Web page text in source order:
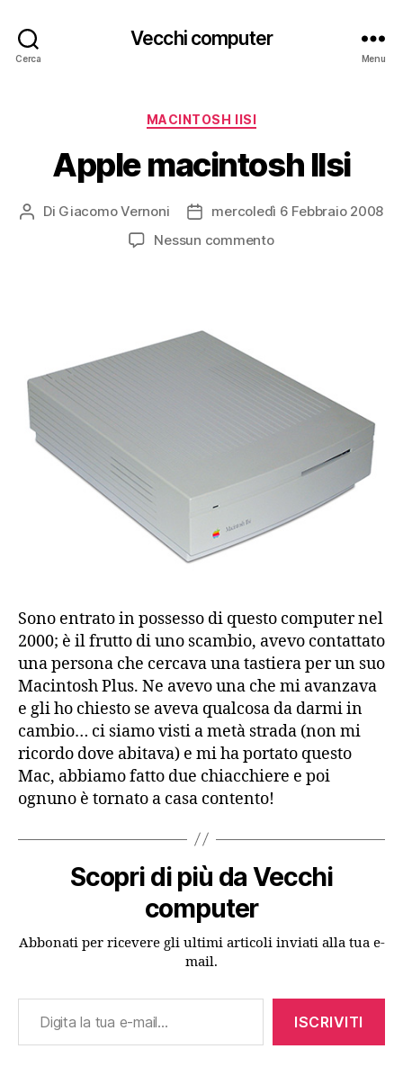
Cerca
Vecchi computer
Menu
Categorie
MACINTOSH IISI
Apple macintosh IIsi
Autore
Di Giacomo Vernoni
Datamercoledì 6 Febbraio 2008
Nessun commentosu
Sono entrato in possesso di questo computer nel
2000; è il frutto di uno scambio, avevo contattato
una persona che cercava una tastiera per un suo
Macintosh Plus. Ne avevo una che mi avanzava
e gli ho chiesto se aveva qualcosa da darmi in
cambio… ci siamo visti a metà strada (non mi
ricordo dove abitava) e mi ha portato questo
Mac, abbiamo fatto due chiacchiere e poi
ognuno è tornato a casa contento!
Scopri di più da Vecchi
computer
Abbonati per ricevere gli ultimi articoli inviati alla tua e-
mail.
Digita la tua e-mail...
ISCRIVITI